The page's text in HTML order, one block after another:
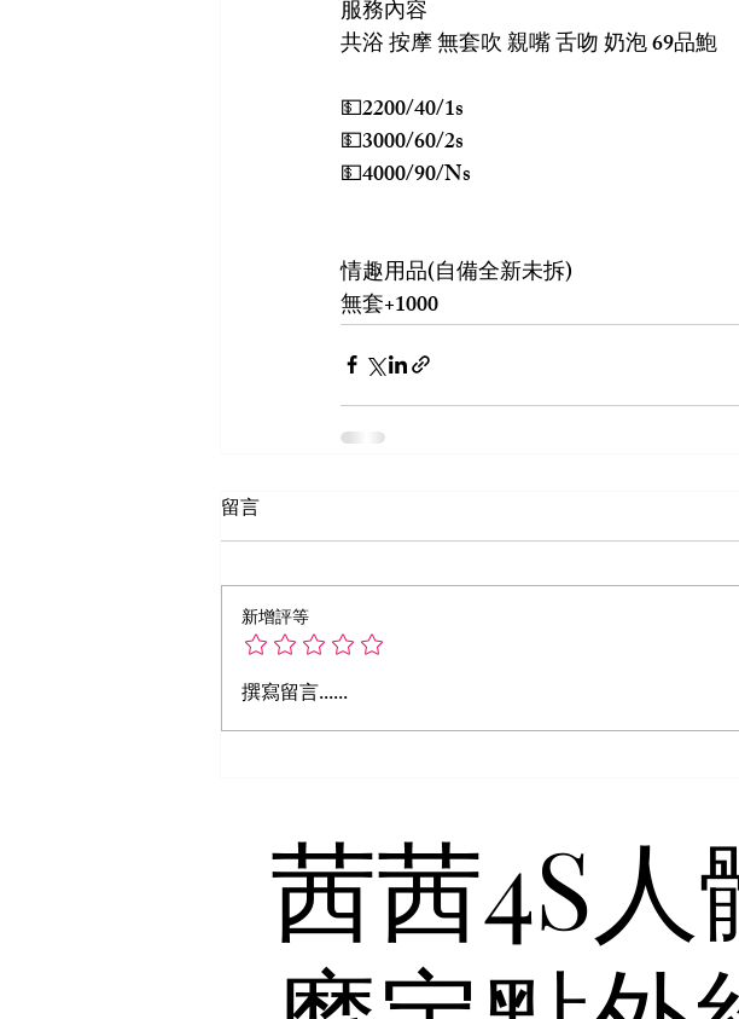
服務內容
共浴 按摩 無套吹 親嘴 舌吻 奶泡 69品鮑
💵2200/40/1s
💵3000/60/2s
💵4000/90/Ns
情趣用品(自備全新未拆)
無套+1000
留言
新增評等
撰寫留言......
茜茜4S